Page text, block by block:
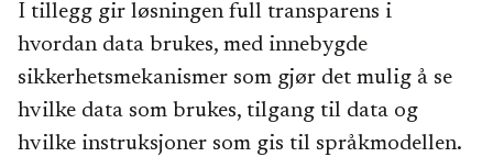
I tillegg gir løsningen full transparens i
hvordan data brukes, med innebygde
sikkerhetsmekanismer som gjør det mulig å se
hvilke data som brukes, tilgang til data og
hvilke instruksjoner som gis til språkmodellen.